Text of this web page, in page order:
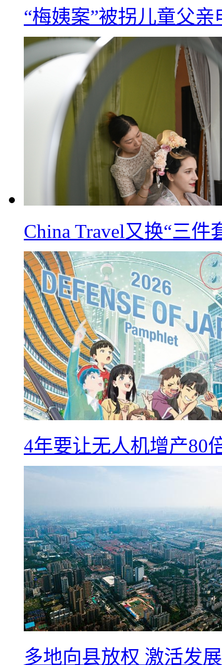
“梅姨案”被拐儿童父
China Travel又换“三
4年要让无人机增产80
多地向县放权 激活发